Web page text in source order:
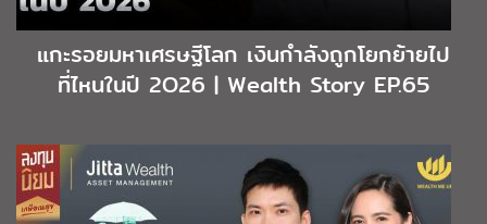
แกะรอยมหาเศรษฐีโลก เงินกำลังถูกโยกย้ายไป
ที่ไหนในปี 2O26 | Wealth Story EP.65